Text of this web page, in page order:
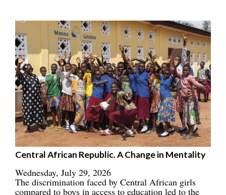
Central African Republic. A Change in Mentality
Wednesday, July 29, 2026
The discrimination faced by Central African girls
compared to boys in access to education led to the